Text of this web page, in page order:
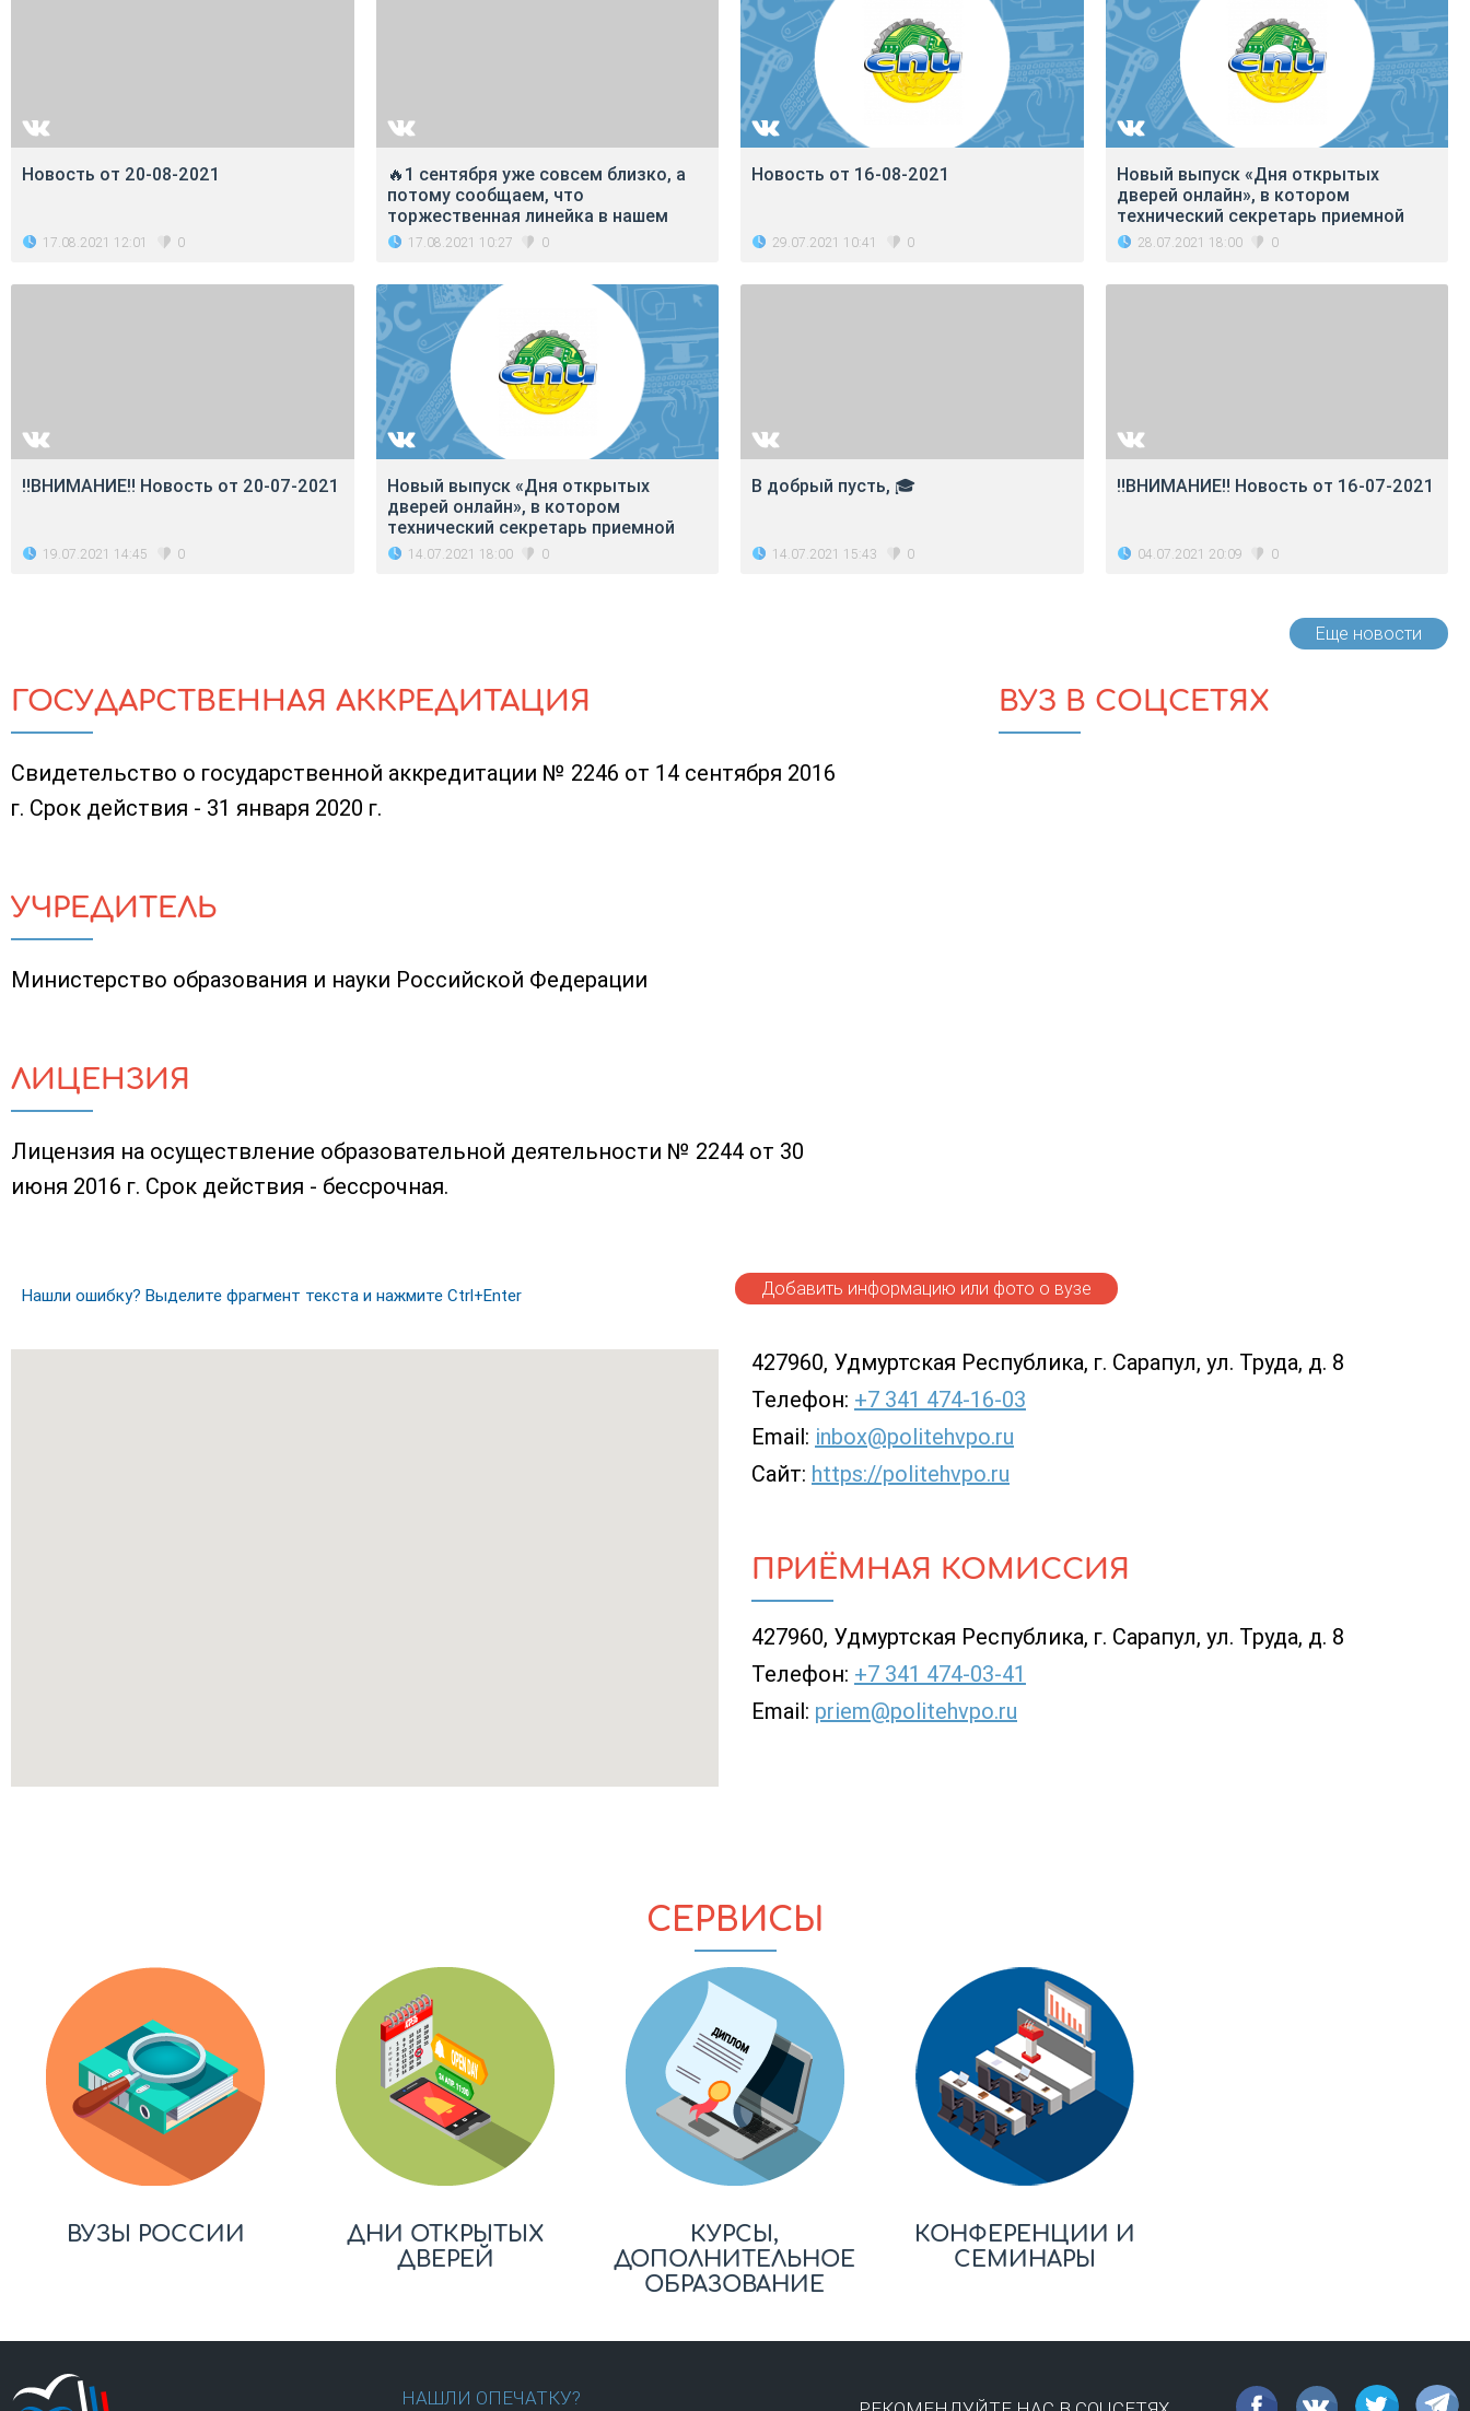
Новость от 20-08-2021
17.08.2021 12:01 0
🔥1 сентября уже совсем близко, а
потому сообщаем, что
торжественная линейка в нашем
17.08.2021 10:27 0
Новость от 16-08-2021
29.07.2021 10:41 0
Новый выпуск «Дня открытых
дверей онлайн», в котором
технический секретарь приемной
28.07.2021 18:00 0
‼ВНИМАНИЕ‼ Новость от 20-07-2021
19.07.2021 14:45 0
Новый выпуск «Дня открытых
дверей онлайн», в котором
технический секретарь приемной
14.07.2021 18:00 0
В добрый пусть, 🎓
14.07.2021 15:43 0
‼ВНИМАНИЕ‼ Новость от 16-07-2021
04.07.2021 20:09 0
Еще новости
ГОСУДАРСТВЕННАЯ АККРЕДИТАЦИЯ
Свидетельство о государственной аккредитации № 2246 от 14 сентября 2016
г. Срок действия - 31 января 2020 г.
УЧРЕДИТЕЛЬ
Министерство образования и науки Российской Федерации
ЛИЦЕНЗИЯ
Лицензия на осуществление образовательной деятельности № 2244 от 30
июня 2016 г. Срок действия - бессрочная.
ВУЗ В СОЦСЕТЯХ
Нашли ошибку? Выделите фрагмент текста и нажмите Ctrl+Enter Добавить информацию или фото о вузе
427960, Удмуртская Республика, г. Сарапул, ул. Труда, д. 8
Телефон: +7 341 474-16-03
Email: inbox@politehvpo.ru
Сайт: https://politehvpo.ru
ПРИЁМНАЯ КОМИССИЯ
427960, Удмуртская Республика, г. Сарапул, ул. Труда, д. 8
Телефон: +7 341 474-03-41
Email: priem@politehvpo.ru
СЕРВИСЫ
ВУЗЫ РОССИИ
ДНИ ОТКРЫТЫХ
ДВЕРЕЙ
КУРСЫ,
ДОПОЛНИТЕЛЬНОЕ
ОБРАЗОВАНИЕ
КОНФЕРЕНЦИИ И
СЕМИНАРЫ
НАШЛИ ОПЕЧАТКУ?